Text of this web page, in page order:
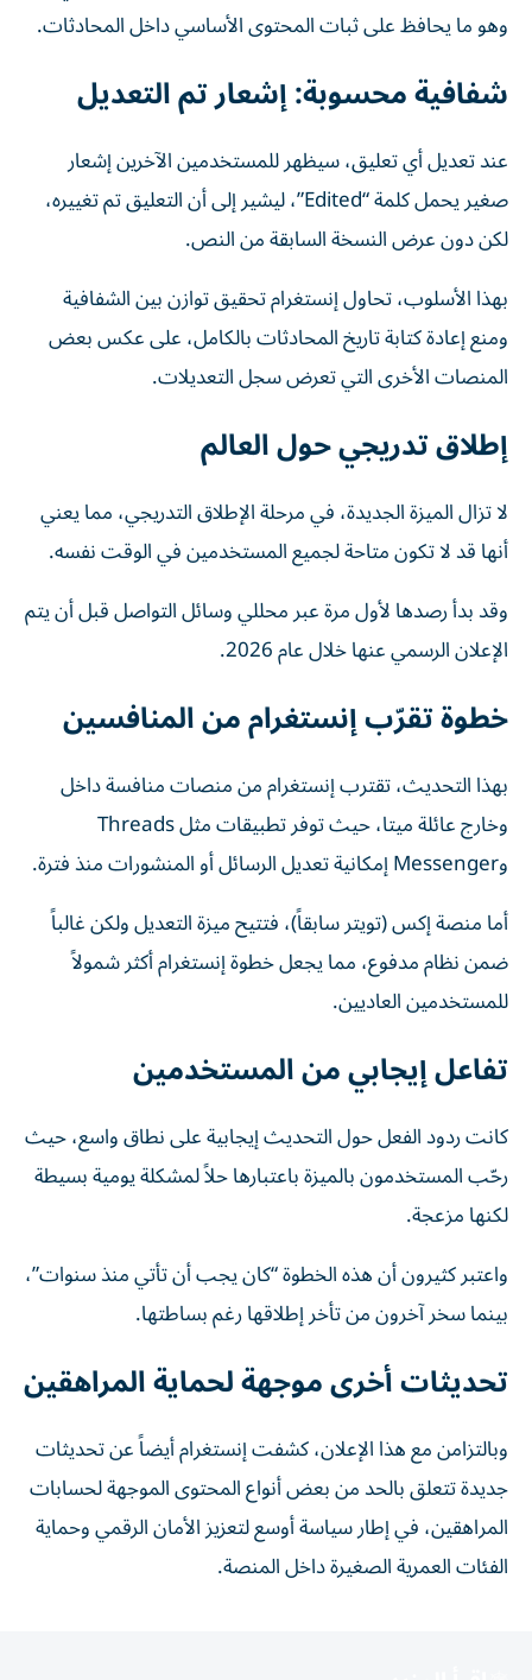
وهو ما يحافظ على ثبات المحتوى الأساسي داخل المحادثات.
شفافية محسوبة: إشعار تم التعديل
عند تعديل أي تعليق، سيظهر للمستخدمين الآخرين إشعار
صغير يحمل كلمة “Edited”، ليشير إلى أن التعليق تم تغييره،
لكن دون عرض النسخة السابقة من النص.
بهذا الأسلوب، تحاول إنستغرام تحقيق توازن بين الشفافية
ومنع إعادة كتابة تاريخ المحادثات بالكامل، على عكس بعض
المنصات الأخرى التي تعرض سجل التعديلات.
إطلاق تدريجي حول العالم
لا تزال الميزة الجديدة، في مرحلة الإطلاق التدريجي، مما يعني
أنها قد لا تكون متاحة لجميع المستخدمين في الوقت نفسه.
وقد بدأ رصدها لأول مرة عبر محللي وسائل التواصل قبل أن يتم
الإعلان الرسمي عنها خلال عام 2026.
خطوة تقرّب إنستغرام من المنافسين
بهذا التحديث، تقترب إنستغرام من منصات منافسة داخل
وخارج عائلة ميتا، حيث توفر تطبيقات مثل Threads
وMessenger إمكانية تعديل الرسائل أو المنشورات منذ فترة.
أما منصة إكس (تويتر سابقاً)، فتتيح ميزة التعديل ولكن غالباً
ضمن نظام مدفوع، مما يجعل خطوة إنستغرام أكثر شمولاً
للمستخدمين العاديين.
تفاعل إيجابي من المستخدمين
كانت ردود الفعل حول التحديث إيجابية على نطاق واسع، حيث
رحّب المستخدمون بالميزة باعتبارها حلاً لمشكلة يومية بسيطة
لكنها مزعجة.
واعتبر كثيرون أن هذه الخطوة “كان يجب أن تأتي منذ سنوات”،
بينما سخر آخرون من تأخر إطلاقها رغم بساطتها.
تحديثات أخرى موجهة لحماية المراهقين
وبالتزامن مع هذا الإعلان، كشفت إنستغرام أيضاً عن تحديثات
جديدة تتعلق بالحد من بعض أنواع المحتوى الموجهة لحسابات
المراهقين، في إطار سياسة أوسع لتعزيز الأمان الرقمي وحماية
الفئات العمرية الصغيرة داخل المنصة.